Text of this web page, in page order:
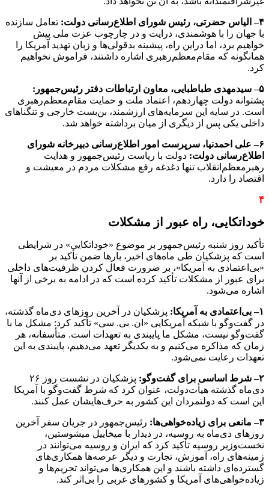
۴– الیاس حضرتی، رئیس شورای اطلاع‌رسانی دولت: تعامل سازنده
با جهان را با هوشمندی، درایت و در چارچوب ‌عزت ملی پیش
خواهیم برد، اما دراین راه، پیشینه بدقولی‌ها و زبان تهدید آمریکا را
همانگونه که مقام‌معظم‌رهبری اشاره داشتند، فراموش نخواهیم
کرد.
۵–سیدمهدی طباطبایی، معاون ارتباطات دفتر رئیس‌جمهور:
پشتوانه دولت چهاردهم، اعتماد ملت و حمایت مقام‌معظم‌رهبری
است. در سایه این سرمایه‌های ارزشمند، بن‌بست خارجی و تنگناهای
داخلی یکی پس از دیگری از میان برداشته خواهد شد.
۶– علی احمدنیا، سرپرست امور اطلاع‌رسانی دبیرخانه شورای
اطلاع‌رسانی دولت: دولت با ریاست رئیس‌جمهور و هدایت
رهبرمعظم‌انقلاب تنها دغدغه رفع مشکلات مردم در معیشت و
اقتصاد را دارد.
۴
خوداتکایی، راه عبور از مشکلات
تأکید روز شنبه رئیس‌جمهور بر موضوع «خوداتکایی» در شرایطی
است که پزشکیان طی ماه‌های اخیر، بارها ضمن تأکید بر
«بی‌اعتمادی به آمریکا»، بر ضرورت فعال کردن ظرفیت‌های داخلی
برای عبور از مشکلات تأکید کرده است که در ادامه به برخی از آنها
اشاره می‌شود.
۱–بی‌اعتمادی به آمریکا: پزشکیان در آخرین روزهای دی‌ماه گذشته،
در گفت‌وگو با شبکه آمریکایی «ان. بی. سی» تأکید کرد: مشکل ما با
گفت‌وگو نیست، مشکل ما پایبندی به تعهدات است. متأسفانه، هر
زمان که مذاکره می‌کنیم و به یکدیگر تعهد می‌دهیم، پایبندی به این
تعهدات رعایت نمی‌شود.
۲–شرط اساسی برای گفت‌وگو:
پزشکیان در نشست روز ۲۶
دی‌ماه گذشته هیأت‌دولت، عنوان کرد که شرط گفت‌وگو با آمریکا
این است که دولتمردان این کشور به حرف‌هایشان عمل کنند.
۳– مانعی برای زیاده‌خواهی‌ها: رئیس‌جمهور در جریان سفر آخرین
روزهای دی‌ماه به روسیه، در دیدار با میخاییل میشوستین،
نخست‌وزیر روسیه تأکید کرد که ایران و روسیه می‌توانند در
زمینه‌های راه، آموزش، تجارت و دیگر عرصه‌ها همکاری‌های
گسترده‌ای داشته باشند و این همکاری‌ها می‌تواند تحریم‌ها و
زیاده‌خواهی‌های آمریکا و کشورهای غربی را بی‌اثر کند.